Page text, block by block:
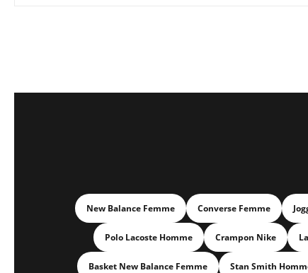
New Balance Femme Converse Femme
Polo Lacoste Homme Crampon Nike
Basket New Balance Femme Stan Smith